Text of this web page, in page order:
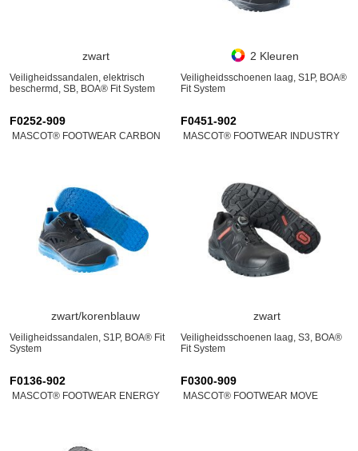
zwart
Veiligheidssandalen, elektrisch
beschermd, SB, BOA® Fit System
2 Kleuren
Veiligheidsschoenen laag, S1P, BOA®
Fit System
F0252-909
MASCOT® FOOTWEAR CARBON
zwart/korenblauw
Veiligheidssandalen, S1P, BOA® Fit
System
F0451-902
MASCOT® FOOTWEAR INDUSTRY
zwart
Veiligheidsschoenen laag, S3, BOA®
Fit System
F0136-902
MASCOT® FOOTWEAR ENERGY
F0300-909
MASCOT® FOOTWEAR MOVE